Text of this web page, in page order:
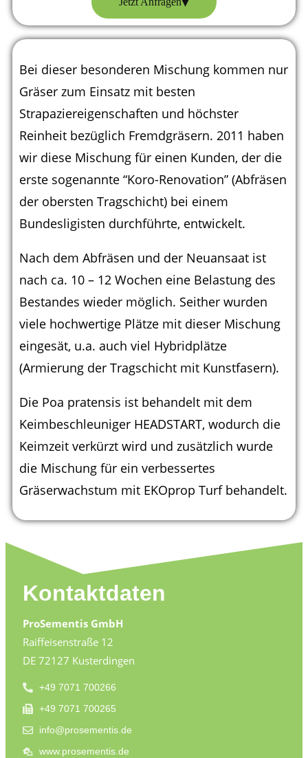
Bei dieser besonderen Mischung kommen nur
Gräser zum Einsatz mit besten
Strapaziereigenschaften und höchster
Reinheit bezüglich Fremdgräsern. 2011 haben
wir diese Mischung für einen Kunden, der die
erste sogenannte “Koro-Renovation” (Abfräsen
der obersten Tragschicht) bei einem
Bundesligisten durchführte, entwickelt.
Nach dem Abfräsen und der Neuansaat ist
nach ca. 10 – 12 Wochen eine Belastung des
Bestandes wieder möglich. Seither wurden
viele hochwertige Plätze mit dieser Mischung
eingesät, u.a. auch viel Hybridplätze
(Armierung der Tragschicht mit Kunstfasern).
Die Poa pratensis ist behandelt mit dem
Keimbeschleuniger HEADSTART, wodurch die
Keimzeit verkürzt wird und zusätzlich wurde
die Mischung für ein verbessertes
Gräserwachstum mit EKOprop Turf behandelt.
Kontaktdaten
ProSementis GmbH
Raiffeisenstraße 12
DE 72127 Kusterdingen
+49 7071 700266
+49 7071 700265
info@prosementis.de
www.prosementis.de